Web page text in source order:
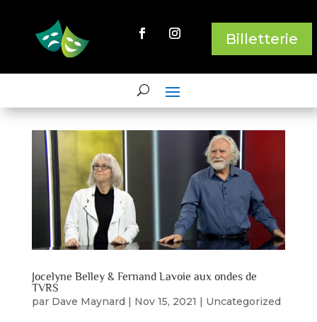
Billetterie
Jocelyne Belley & Fernand Lavoie aux ondes de
TVRS
par Dave Maynard Nov 15, 2021 Uncategorized